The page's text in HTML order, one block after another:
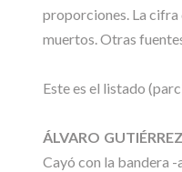
proporciones. La cifra
muertos. Otras
Este es el listado
ÁLVARO
Cayó con la bandera